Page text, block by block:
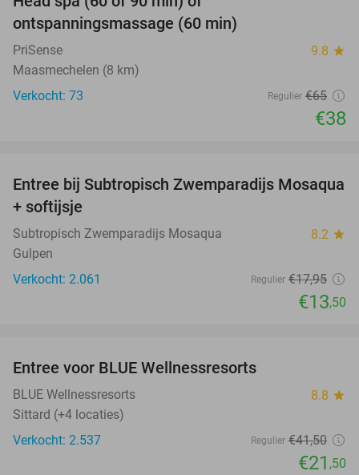
ontspanningsmassage (60 min)
PriSense 9.8 star
Maasmechelen (8 km)
Verkocht: 73
Regulier €65
€38
25%
Entree bij Subtropisch Zwemparadijs Mosaqua
+ softijsje
Subtropisch Zwemparadijs Mosaqua 8.2 star
Gulpen
Verkocht: 2.061
Regulier €17,95
€13,50
Entree voor BLUE Wellnessresorts
BLUE Wellnessresorts 8.8 star
Sittard (+4 locaties)
Verkocht: 2.537
Regulier €41,50
€21 ,50